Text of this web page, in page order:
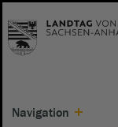
Navigation